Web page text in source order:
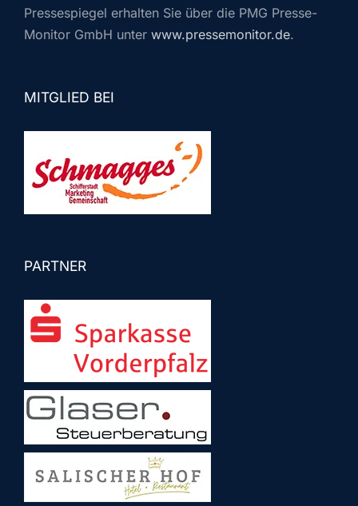
Pressespiegel erhalten Sie über die PMG Presse-
Monitor GmbH unter www.pressemonitor.de.
MITGLIED BEI
PARTNER